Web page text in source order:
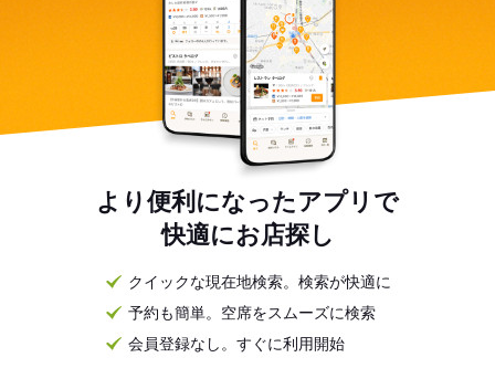
より便利になったアプリで
快適にお店探し
クイックな現在地検索。検索が快適に
予約も簡単。空席をスムーズに検索
会員登録なし。すぐに利用開始